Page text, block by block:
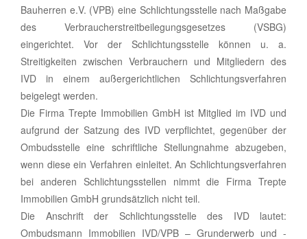
Bauherren e.V. (VPB) eine Schlichtungsstelle nach Maßgabe
des Verbraucherstreitbeilegungsgesetzes (VSBG)
eingerichtet. Vor der Schlichtungsstelle können u. a.
Streitigkeiten zwischen Verbrauchern und Mitgliedern des
IVD in einem außergerichtlichen Schlichtungsverfahren
beigelegt werden.
Die Firma Trepte Immobilien GmbH ist Mitglied im IVD und
aufgrund der Satzung des IVD verpflichtet, gegenüber der
Ombudsstelle eine schriftliche Stellungnahme abzugeben,
wenn diese ein Verfahren einleitet. An Schlichtungsverfahren
bei anderen Schlichtungsstellen nimmt die Firma Trepte
Immobilien GmbH grundsätzlich nicht teil.
Die Anschrift der Schlichtungsstelle des IVD lautet:
Ombudsmann Immobilien IVD/VPB – Grunderwerb und -